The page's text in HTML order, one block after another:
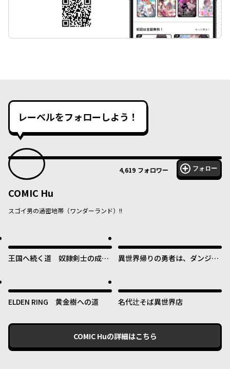
レーベルをフォローしよう！
4,619 フォロワー フォロー
COMIC Hu
スゴイ男の過密地帯（ワンダーランド）!!
王国へ続く道 奴隷剣士の成り
異世界帰りの勇者は、ダンジョ
ます！
ELDEN RING 黄金樹への道
名代辻そば異世界店
COMIC Huの詳細はこちら